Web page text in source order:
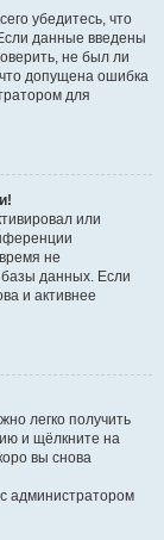
убедитесь, что
данные введены
не был ли
допущена ошибка
для
или
не
данных. Если
и активнее
легко получить
и щёлкните на
вы снова
администратором